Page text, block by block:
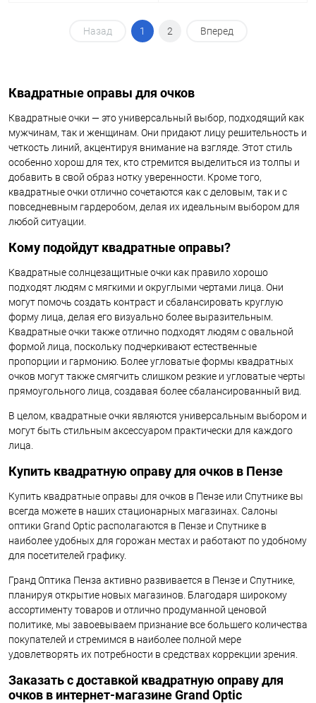
Назад 1 2 Вперед
Квадратные оправы для очков
Квадратные очки — это универсальный выбор, подходящий как
мужчинам, так и женщинам. Они придают лицу решительность и
четкость линий, акцентируя внимание на взгляде. Этот стиль
особенно хорош для тех, кто стремится выделиться из толпы и
добавить в свой образ нотку уверенности. Кроме того,
квадратные очки отлично сочетаются как с деловым, так и с
повседневным гардеробом, делая их идеальным выбором для
любой ситуации.
Кому подойдут квадратные оправы?
Квадратные солнцезащитные очки как правило хорошо
подходят людям с мягкими и округлыми чертами лица. Они
могут помочь создать контраст и сбалансировать круглую
форму лица, делая его визуально более выразительным.
Квадратные очки также отлично подходят людям с овальной
формой лица, поскольку подчеркивают естественные
пропорции и гармонию. Более угловатые формы квадратных
очков могут также смягчить слишком резкие и угловатые черты
прямоугольного лица, создавая более сбалансированный вид.
В целом, квадратные очки являются универсальным выбором и
могут быть стильным аксессуаром практически для каждого
лица.
Купить квадратную оправу для очков в Пензе
Купить квадратные оправы для очков в Пензе или Спутнике вы
всегда можете в наших стационарных магазинах. Салоны
оптики Grand Optic располагаются в Пензе и Спутнике в
наиболее удобных для горожан местах и работают по удобному
для посетителей графику.
Гранд Оптика Пенза активно развивается в Пензе и Спутнике,
планируя открытие новых магазинов. Благодаря широкому
ассортименту товаров и отлично продуманной ценовой
политике, мы завоевываем признание все большего количества
покупателей и стремимся в наиболее полной мере
удовлетворять их потребности в средствах коррекции зрения.
Заказать с доставкой квадратную оправу для
очков в интернет-магазине Grand Optic